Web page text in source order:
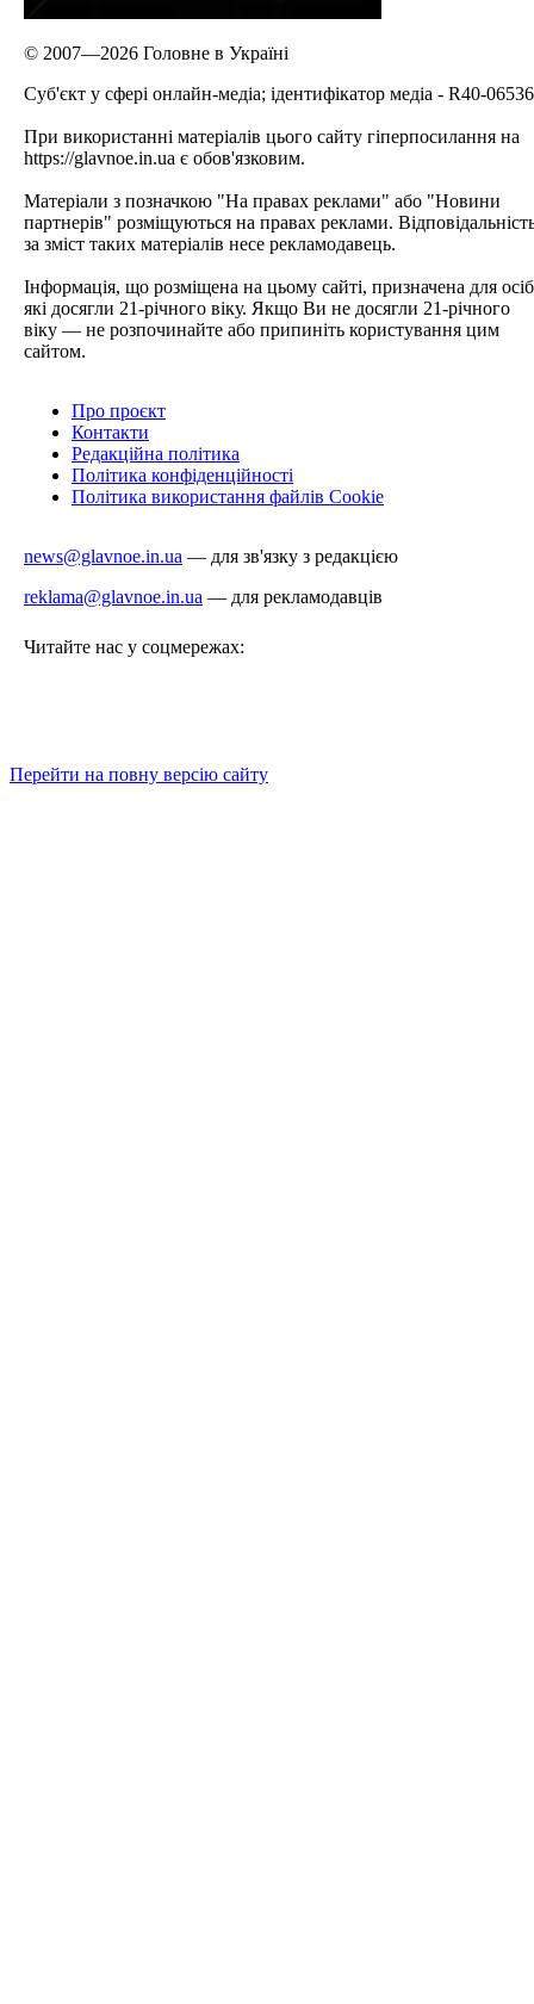
© 2007—2026 Головне в Україні
Cуб'єкт у сфері онлайн-медіа; ідентифікатор медіа - R40-06536
При використанні матеріалів цього сайту гіперпосилання на
https://glavnoe.in.ua є обов'язковим.
Матеріали з позначкою "На правах реклами" або "Новини
партнерів" розміщуються на правах реклами.
за зміст таких матеріалів несе рекламодавець.
Інформація, що розміщена на цьому сайті, призначена для
які досягли 21-річного віку. Якщо Ви не досягли 21-річного
віку — не розпочинайте або припиніть користування цим
сайтом.
Про проєкт
Контакти
Редакційна політика
Політика конфіденційності
Політика використання файлів Cookie
news@glavnoe.in.ua — для зв'язку з редакцією
reklama@glavnoe.in.ua — для рекламодавців
Читайте нас у соцмережах:
Перейти на повну версію сайту